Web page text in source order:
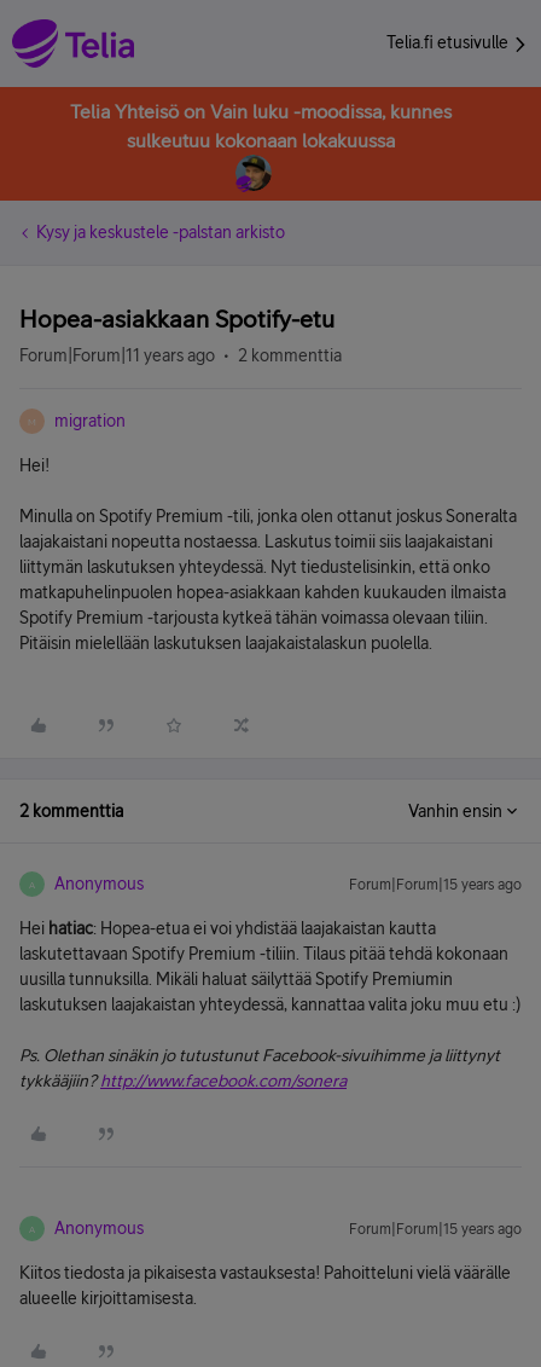
Telia.fi etusivulle
Telia Yhteisö on Vain luku -moodissa, kunnes
sulkeutuu kokonaan lokakuussa
Kysy ja keskustele -palstan arkisto
Hopea-asiakkaan Spotify-etu
Forum|Forum|11 years ago 2 kommenttia
M migration
Hei!
Minulla on Spotify Premium -tili, jonka olen ottanut joskus Soneralta
laajakaistani nopeutta nostaessa. Laskutus toimii siis laajakaistani
liittymän laskutuksen yhteydessä. Nyt tiedustelisinkin, että onko
matkapuhelinpuolen hopea-asiakkaan kahden kuukauden ilmaista
Spotify Premium -tarjousta kytkeä tähän voimassa olevaan tiliin.
Pitäisin mielellään laskutuksen laajakaistalaskun puolella.
2 kommenttia Vanhin ensin
A Anonymous Forum|Forum|15 years ago
Hei hatiac: Hopea-etua ei voi yhdistää laajakaistan kautta
laskutettavaan Spotify Premium -tiliin. Tilaus pitää tehdä kokonaan
uusilla tunnuksilla. Mikäli haluat säilyttää Spotify Premiumin
laskutuksen laajakaistan yhteydessä, kannattaa valita joku muu etu :)
Ps. Olethan sinäkin jo tutustunut Facebook-sivuihimme ja liittynyt
tykkääjiin?http://www.facebook.com/sonera
A Anonymous Forum|Forum|15 years ago
Kiitos tiedosta ja pikaisesta vastauksesta! Pahoitteluni vielä väärälle
alueelle kirjoittamisesta.